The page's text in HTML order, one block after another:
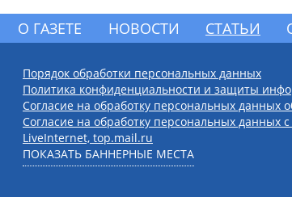
О ГАЗЕТЕ НОВОСТИ СТАТЬИ
Порядок обработки персональных данных
Политика конфиденциальности и защиты
Согласие на обработку персональных данных
Согласие на обработку персональных данных
LiveInternet, top.mail.ru
ПОКАЗАТЬ БАННЕРНЫЕ МЕСТА